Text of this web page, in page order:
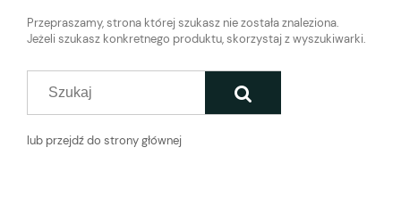
Wybierz coś dla siebie z naszej aktualnej oferty lub
zaloguj się, aby przywrócić dodane produkty do listy
Przepraszamy, strona której szukasz nie została znaleziona.
Jeżeli szukasz konkretnego produktu, skorzystaj z wyszukiwarki.
lub przejdź do strony głównej